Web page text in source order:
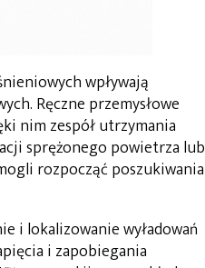
wpływają
Ręczne przemysłowe
nim zespół utrzymania
sprężonego powietrza lub
rozpocząć poszukiwania
i lokalizowanie wyładowań
i zapobiegania